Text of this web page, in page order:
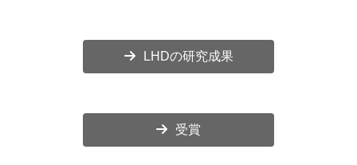
LHDの研究成果
受賞